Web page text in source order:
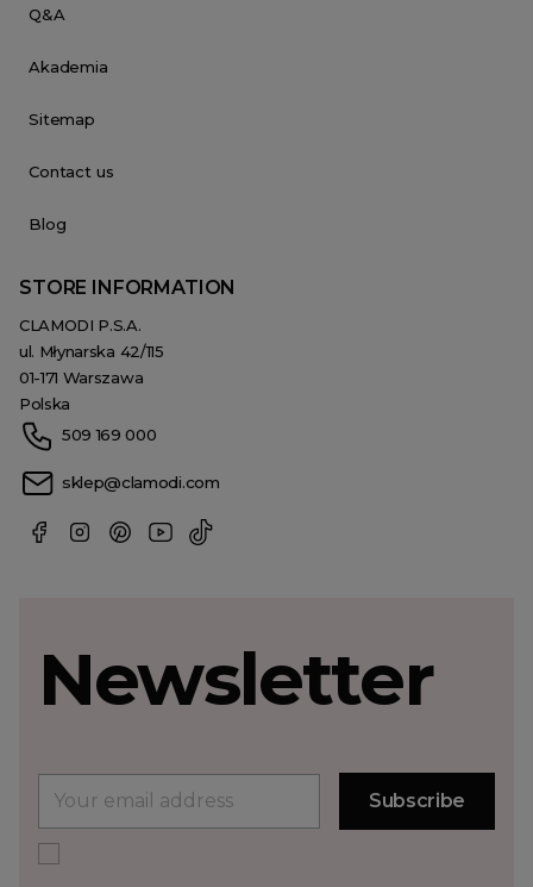
Q&A
Akademia
Sitemap
Contact us
Blog
STORE INFORMATION
CLAMODI P.S.A.
ul. Młynarska 42/115
01-171 Warszawa
Polska
509 169 000
sklep@clamodi.com
Newsletter